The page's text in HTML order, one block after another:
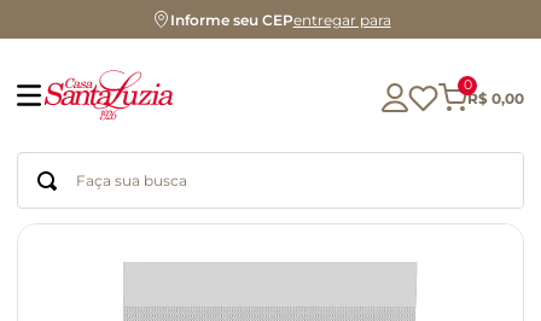
Informe seu CEPentregar para
0
R$ 0,00
Faça sua busca